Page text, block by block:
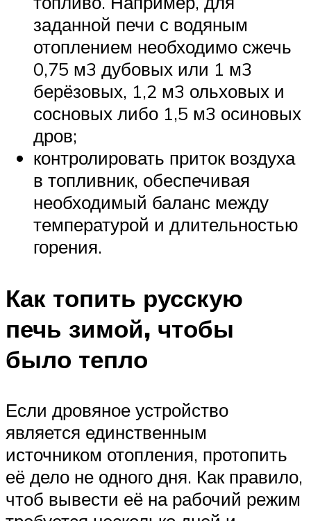
заданной печи с водяным
отоплением необходимо сжечь
0,75 м3 дубовых или 1 м3
берёзовых, 1,2 м3 ольховых и
сосновых либо 1,5 м3 осиновых
дров;
контролировать приток воздуха
в топливник, обеспечивая
необходимый баланс между
температурой и длительностью
горения.
Как топить русскую
печь зимой, чтобы
было тепло
Если дровяное устройство
является единственным
источником отопления, протопить
её дело не одного дня. Как правило,
чтоб вывести её на рабочий режим